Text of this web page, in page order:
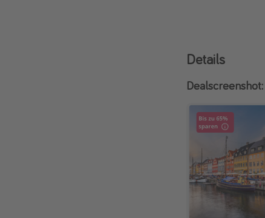
Details
Dealscreenshot: